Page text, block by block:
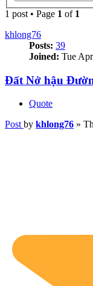
1 post • Page 1 of 1
khlong76
Posts: 39
Joined: Tue
Đất Nở hậu
Quote
Post by khlong76 »